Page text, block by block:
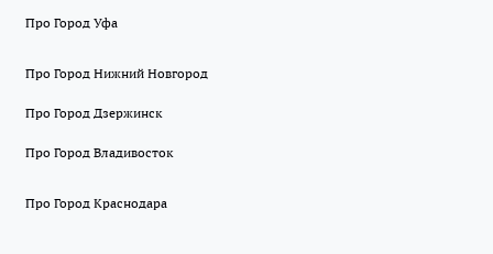
Про Город Уфа
Про Город Нижний Новгород
Про Город Дзержинск
Про Город Владивосток
Про Город Краснодара